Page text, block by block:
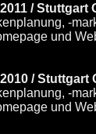
/
-
und
/
-
und